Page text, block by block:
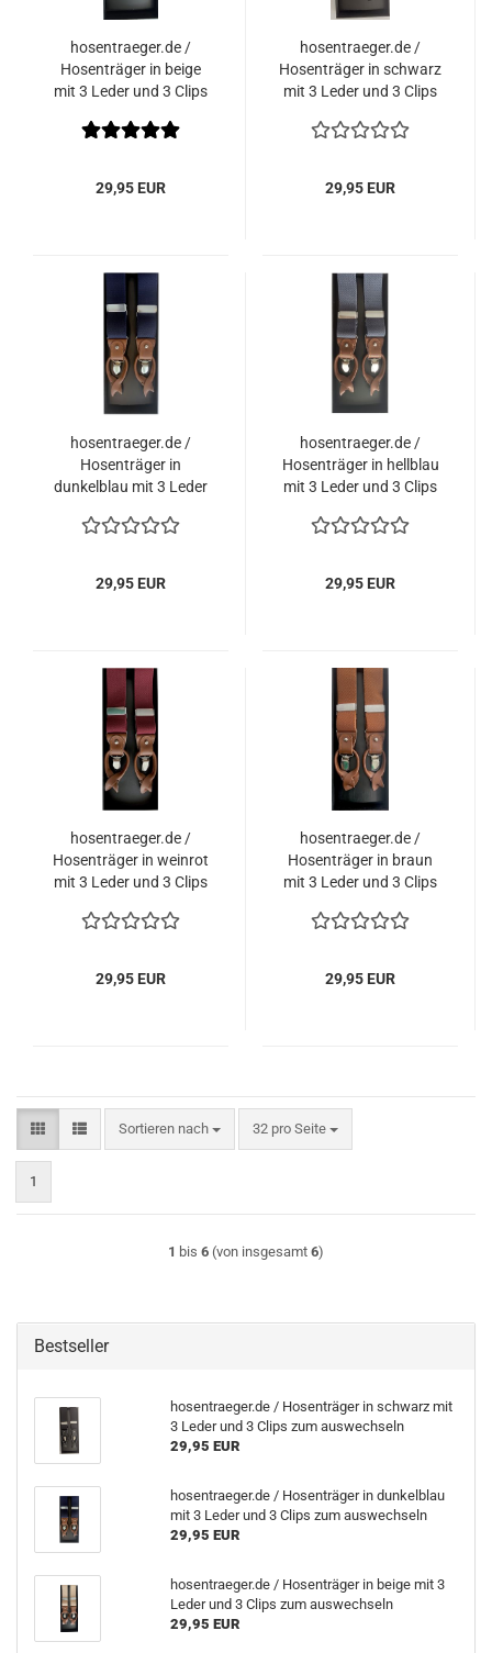
hosentraeger.de /
Hosenträger in beige
mit 3 Leder und 3 Clips
29,95 EUR
hosentraeger.de /
Hosenträger in schwarz
mit 3 Leder und 3 Clips
29,95 EUR
hosentraeger.de /
Hosenträger in
dunkelblau mit 3 Leder
auswechseln
29,95 EUR
hosentraeger.de /
Hosenträger in hellblau
mit 3 Leder und 3 Clips
29,95 EUR
hosentraeger.de /
Hosenträger in weinrot
mit 3 Leder und 3 Clips
29,95 EUR
hosentraeger.de /
Hosenträger in braun
mit 3 Leder und 3 Clips
29,95 EUR
Sortieren nach
Sortieren nach 32 pro Seite
pro Seite
1
1 bis 6 (von insgesamt 6)
Bestseller
hosentraeger.de / Hosenträger in schwarz mit
3 Leder und 3 Clips zum auswechseln
29,95 EUR
hosentraeger.de / Hosenträger in dunkelblau
mit 3 Leder und 3 Clips zum auswechseln
29,95 EUR
hosentraeger.de / Hosenträger in beige mit 3
Leder und 3 Clips zum auswechseln
29,95 EUR